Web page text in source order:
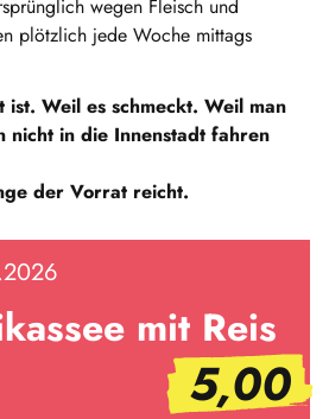
wegen Fleisch und
plötzlich jede Woche mittags
Weil es schmeckt. Weil man
nicht in die Innenstadt fahren
der Vorrat reicht.
mit Reis
5,00